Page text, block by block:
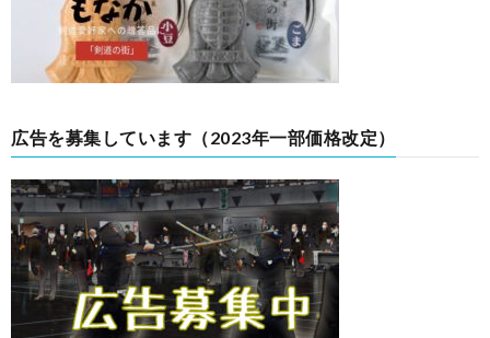
広告を募集しています（2023年一部価格改定）